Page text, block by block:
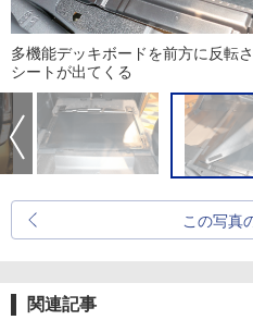
多機能デッキボードを前方に反転
シートが出てくる
この写真
関連記事